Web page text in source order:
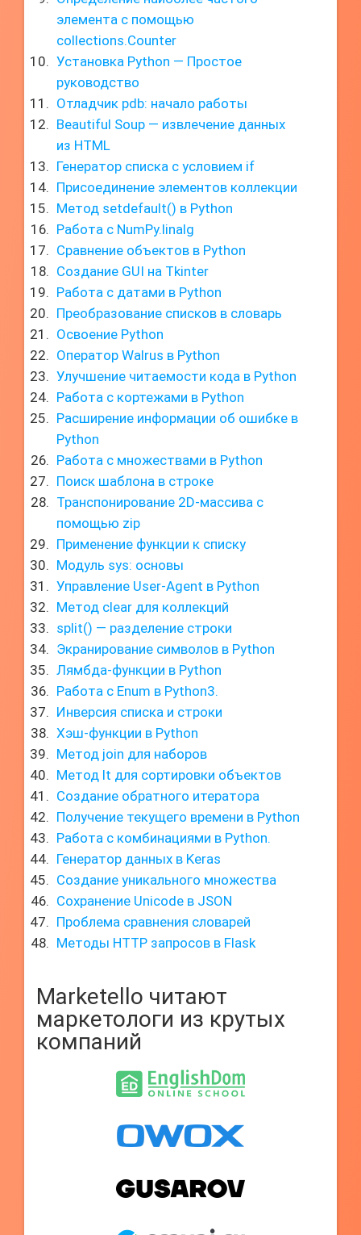
элемента с помощью
collections.Counter
Установка Python — Простое
руководство
Отладчик pdb: начало работы
Beautiful Soup — извлечение данных
из HTML
Генератор списка с условием if
Присоединение элементов коллекции
Метод setdefault() в Python
Работа с NumPy.linalg
Сравнение объектов в Python
Создание GUI на Tkinter
Работа с датами в Python
Преобразование списков в словарь
Освоение Python
Оператор Walrus в Python
Улучшение читаемости кода в Python
Работа с кортежами в Python
Расширение информации об ошибке в
Python
Работа с множествами в Python
Поиск шаблона в строке
Транспонирование 2D-массива с
помощью zip
Применение функции к списку
Модуль sys: основы
Управление User-Agent в Python
Метод clear для коллекций
split() — разделение строки
Экранирование символов в Python
Лямбда-функции в Python
Работа с Enum в Python3.
Инверсия списка и строки
Хэш-функции в Python
Метод join для наборов
Метод lt для сортировки объектов
Создание обратного итератора
Получение текущего времени в Python
Работа с комбинациями в Python.
Генератор данных в Keras
Создание уникального множества
Сохранение Unicode в JSON
Проблема сравнения словарей
Методы HTTP запросов в Flask
Marketello читают
маркетологи из крутых
компаний